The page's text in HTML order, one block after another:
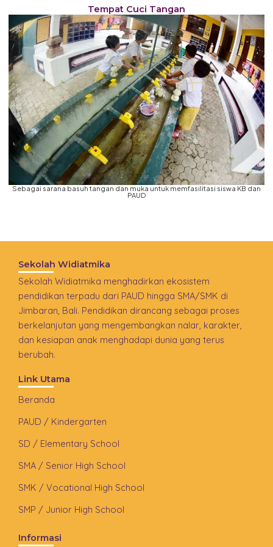
Tempat Cuci Tangan
Sebagai sarana basuh tangan dan muka untuk memfasilitasi siswa KB dan
PAUD
Sekolah Widiatmika
Sekolah Widiatmika menghadirkan ekosistem
pendidikan terpadu dari PAUD hingga SMA/SMK di
Jimbaran, Bali. Pendidikan dirancang sebagai proses
berkelanjutan yang mengembangkan nalar, karakter,
dan kesiapan anak menghadapi dunia yang terus
berubah.
Link Utama
Beranda
PAUD / Kindergarten
SD / Elementary School
SMA / Senior High School
SMK / Vocational High School
SMP / Junior High School
Informasi